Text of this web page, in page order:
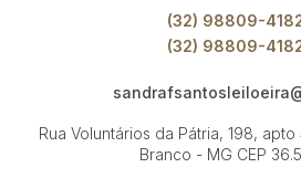
(32) 98809-
(32) 98809-
Rua Voluntários da Pátria, 198,
Branco - MG CEP